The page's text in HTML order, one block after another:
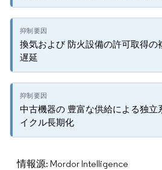
換気および 防火設備の許可取得の
遅延
中古機器の 豊富な供給による独立
イクル長期化
情報源: Mordor Intelligence